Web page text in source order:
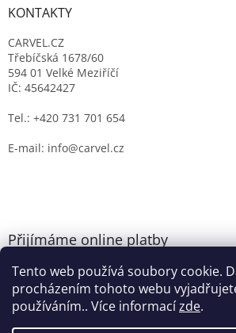
Tento web používá soubory cookie.
procházením tohoto webu
používáním.. Více informacízde.
KONTAKTY
CARVEL.CZ
Třebíčská 1678/60
594 01 Velké Meziříčí
IČ: 45642427
Tel.: +420 731 701 654
E-mail: info@carvel.cz
Přijímáme online platby